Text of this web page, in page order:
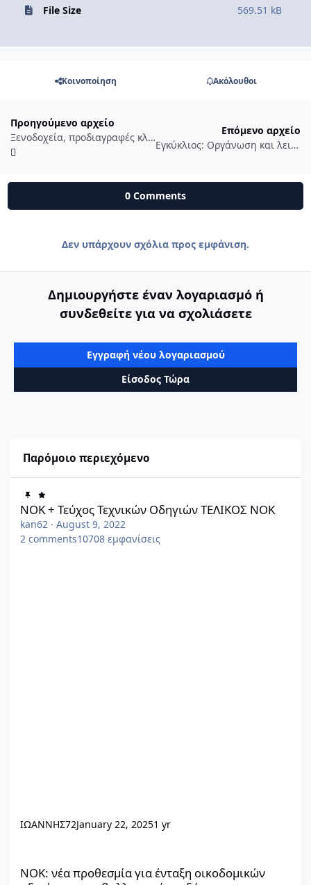
File Size 569.51 kB
Κοινοποίηση Ακόλουθοι
Προηγούμενο αρχείο
Ξενοδοχεία, προδιαγραφές κλπ Φ.Ε.Κ. 10/Β` 9.1.2015
Επόμενο αρχείο
Εγκύκλιος: Οργάνωση και λειτουργία των Υπηρεσιών Δόμησης των Δήμων
0 Comments
Δεν υπάρχουν σχόλια προς εμφάνιση.
Δημιουργήστε έναν λογαριασμό ή
συνδεθείτε για να σχολιάσετε
Εγγραφή νέου λογαριασμού
Είσοδος Τώρα
Παρόμοιο περιεχόμενο
ΝΟΚ + Τεύχος Τεχνικών Οδηγιών ΤΕΛΙΚΟΣ ΝΟΚ
kan62 · August 9, 2022
2 comments10708 εμφανίσεις
ΙΩΑΝΝΗΣ72January 22, 20251 yr
ΝΟΚ: νέα προθεσμία για ένταξη οικοδομικών